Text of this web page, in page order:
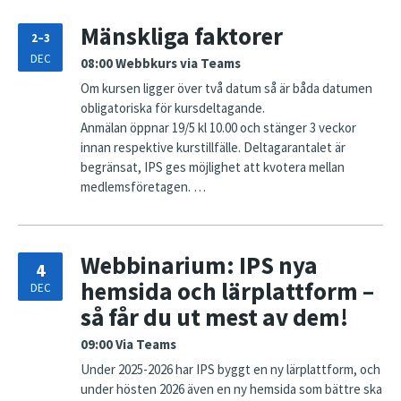
2–3
DEC
Mänskliga faktorer
08:00Webbkurs via Teams
Om kursen ligger över två datum så är båda datumen
obligatoriska för kursdeltagande.
Anmälan öppnar 19/5 kl 10.00 och stänger 3 veckor
innan respektive kurstillfälle. Deltagarantalet är
begränsat, IPS ges möjlighet att kvotera mellan
medlemsföretagen. …
4
DEC
Webbinarium: IPS nya
hemsida och lärplattform –
så får du ut mest av dem!
09:00Via Teams
Under 2025-2026 har IPS byggt en ny lärplattform, och
under hösten 2026 även en ny hemsida som bättre ska